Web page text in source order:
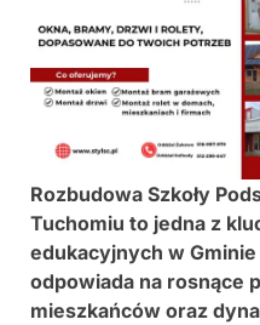
Rozbudowa Szkoły
Tuchomiu to jedna z
edukacyjnych w
odpowiada na rosnące
mieszkańców oraz